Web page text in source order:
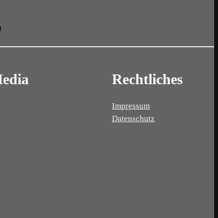
Rechtliches
Impressum
Datenschutz